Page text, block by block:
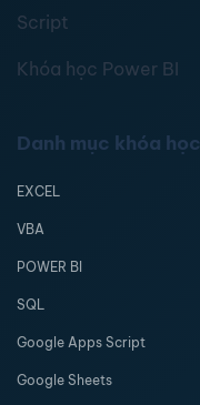
Script
Khóa học Power BI
Danh mục khóa học
EXCEL
VBA
POWER BI
SQL
Google Apps Script
Google Sheets